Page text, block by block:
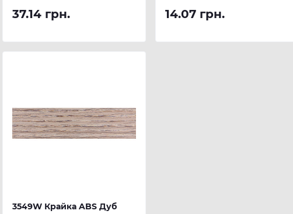
37.14 грн. 14.07 грн.
3549W Крайка ABS Дуб